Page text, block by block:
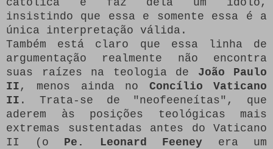
insistindo que essa e somente essa é a
única interpretação válida.
Também está claro que essa linha de
argumentação realmente não encontra
suas raízes na teologia de João Paulo
II , menos ainda no Concílio Vaticano
II . Trata-se de "neofeeneítas", que
aderem às posições teológicas mais
extremas sustentadas antes do Vaticano
II (o Pe. Leonard Feeney era um